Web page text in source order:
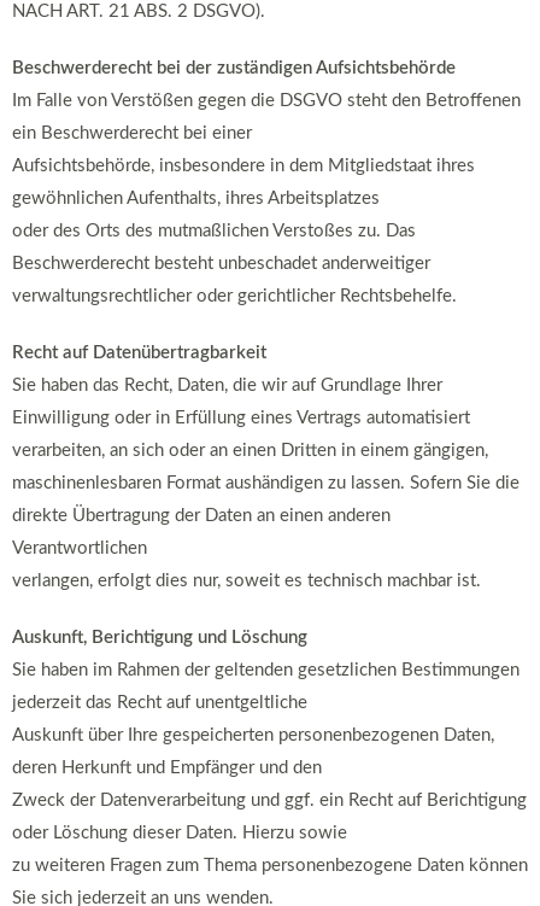
NACH ART. 21 ABS. 2 DSGVO).
Beschwerderecht bei der zuständigen Aufsichtsbehörde
Im Falle von Verstößen gegen die DSGVO steht den Betroffenen
ein Beschwerderecht bei einer
Aufsichtsbehörde, insbesondere in dem Mitgliedstaat ihres
gewöhnlichen Aufenthalts, ihres Arbeitsplatzes
oder des Orts des mutmaßlichen Verstoßes zu. Das
Beschwerderecht besteht unbeschadet anderweitiger
verwaltungsrechtlicher oder gerichtlicher Rechtsbehelfe.
Recht auf Datenübertragbarkeit
Sie haben das Recht, Daten, die wir auf Grundlage Ihrer
Einwilligung oder in Erfüllung eines Vertrags automatisiert
verarbeiten, an sich oder an einen Dritten in einem gängigen,
maschinenlesbaren Format aushändigen zu lassen. Sofern Sie die
direkte Übertragung der Daten an einen anderen
Verantwortlichen
verlangen, erfolgt dies nur, soweit es technisch machbar ist.
Auskunft, Berichtigung und Löschung
Sie haben im Rahmen der geltenden gesetzlichen Bestimmungen
jederzeit das Recht auf unentgeltliche
Auskunft über Ihre gespeicherten personenbezogenen Daten,
deren Herkunft und Empfänger und den
Zweck der Datenverarbeitung und ggf. ein Recht auf Berichtigung
oder Löschung dieser Daten. Hierzu sowie
zu weiteren Fragen zum Thema personenbezogene Daten können
Sie sich jederzeit an uns wenden.